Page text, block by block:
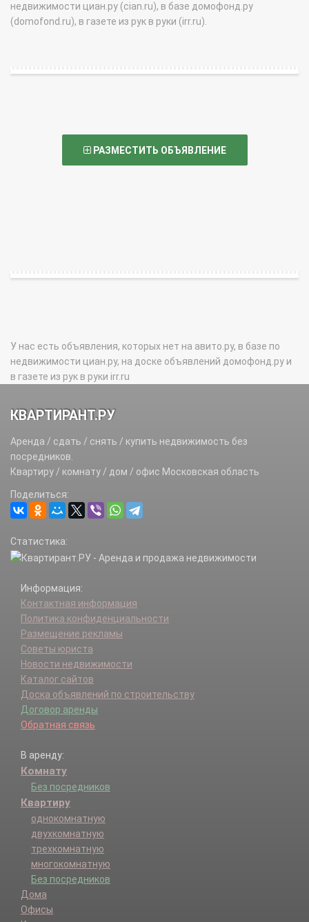
недвижимости циан.ру (cian.ru), в базе домофонд.ру
(domofond.ru), в газете из рук в руки (irr.ru).
РАЗМЕСТИТЬ ОБЪЯВЛЕНИЕ
У нас есть объявления, которых нет на авито.ру, в базе по
недвижимости циан.ру, на доске объявлений домофонд.ру и
в газете из рук в руки irr.ru
КВАРТИРАНТ.РУ
Аренда / сдать / снять / купить недвижимость без
посредников.
Квартиру / комнату / дом / офис Московская область
Поделиться:
Статистика:
Информация:
Контактная информация
Политика конфиденциальности
Размещение рекламы
Советы юриста
Новости недвижимости
Каталог сайтов
Доска объявлений по строительству
Договор аренды
Обратная связь
В аренду:
Комнату
Без посредников
Квартиру
однокомнатную
двухкомнатную
трехкомнатную
многокомнатную
Без посредников
Дома
Офисы